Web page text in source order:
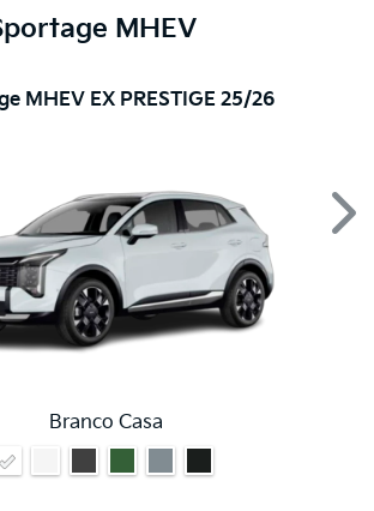
MHEV
MHEV EX PRESTIGE 25/26
Branco Casa